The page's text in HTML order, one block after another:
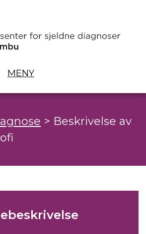
MENY
> Beskrivelse av